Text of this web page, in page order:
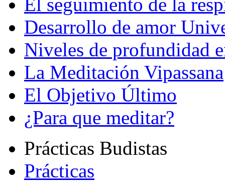
Desarrollo de amor
Niveles de profundidad
La Meditación Vipassana
El Objetivo Último
¿Para que meditar?
Prácticas Budistas
Prácticas